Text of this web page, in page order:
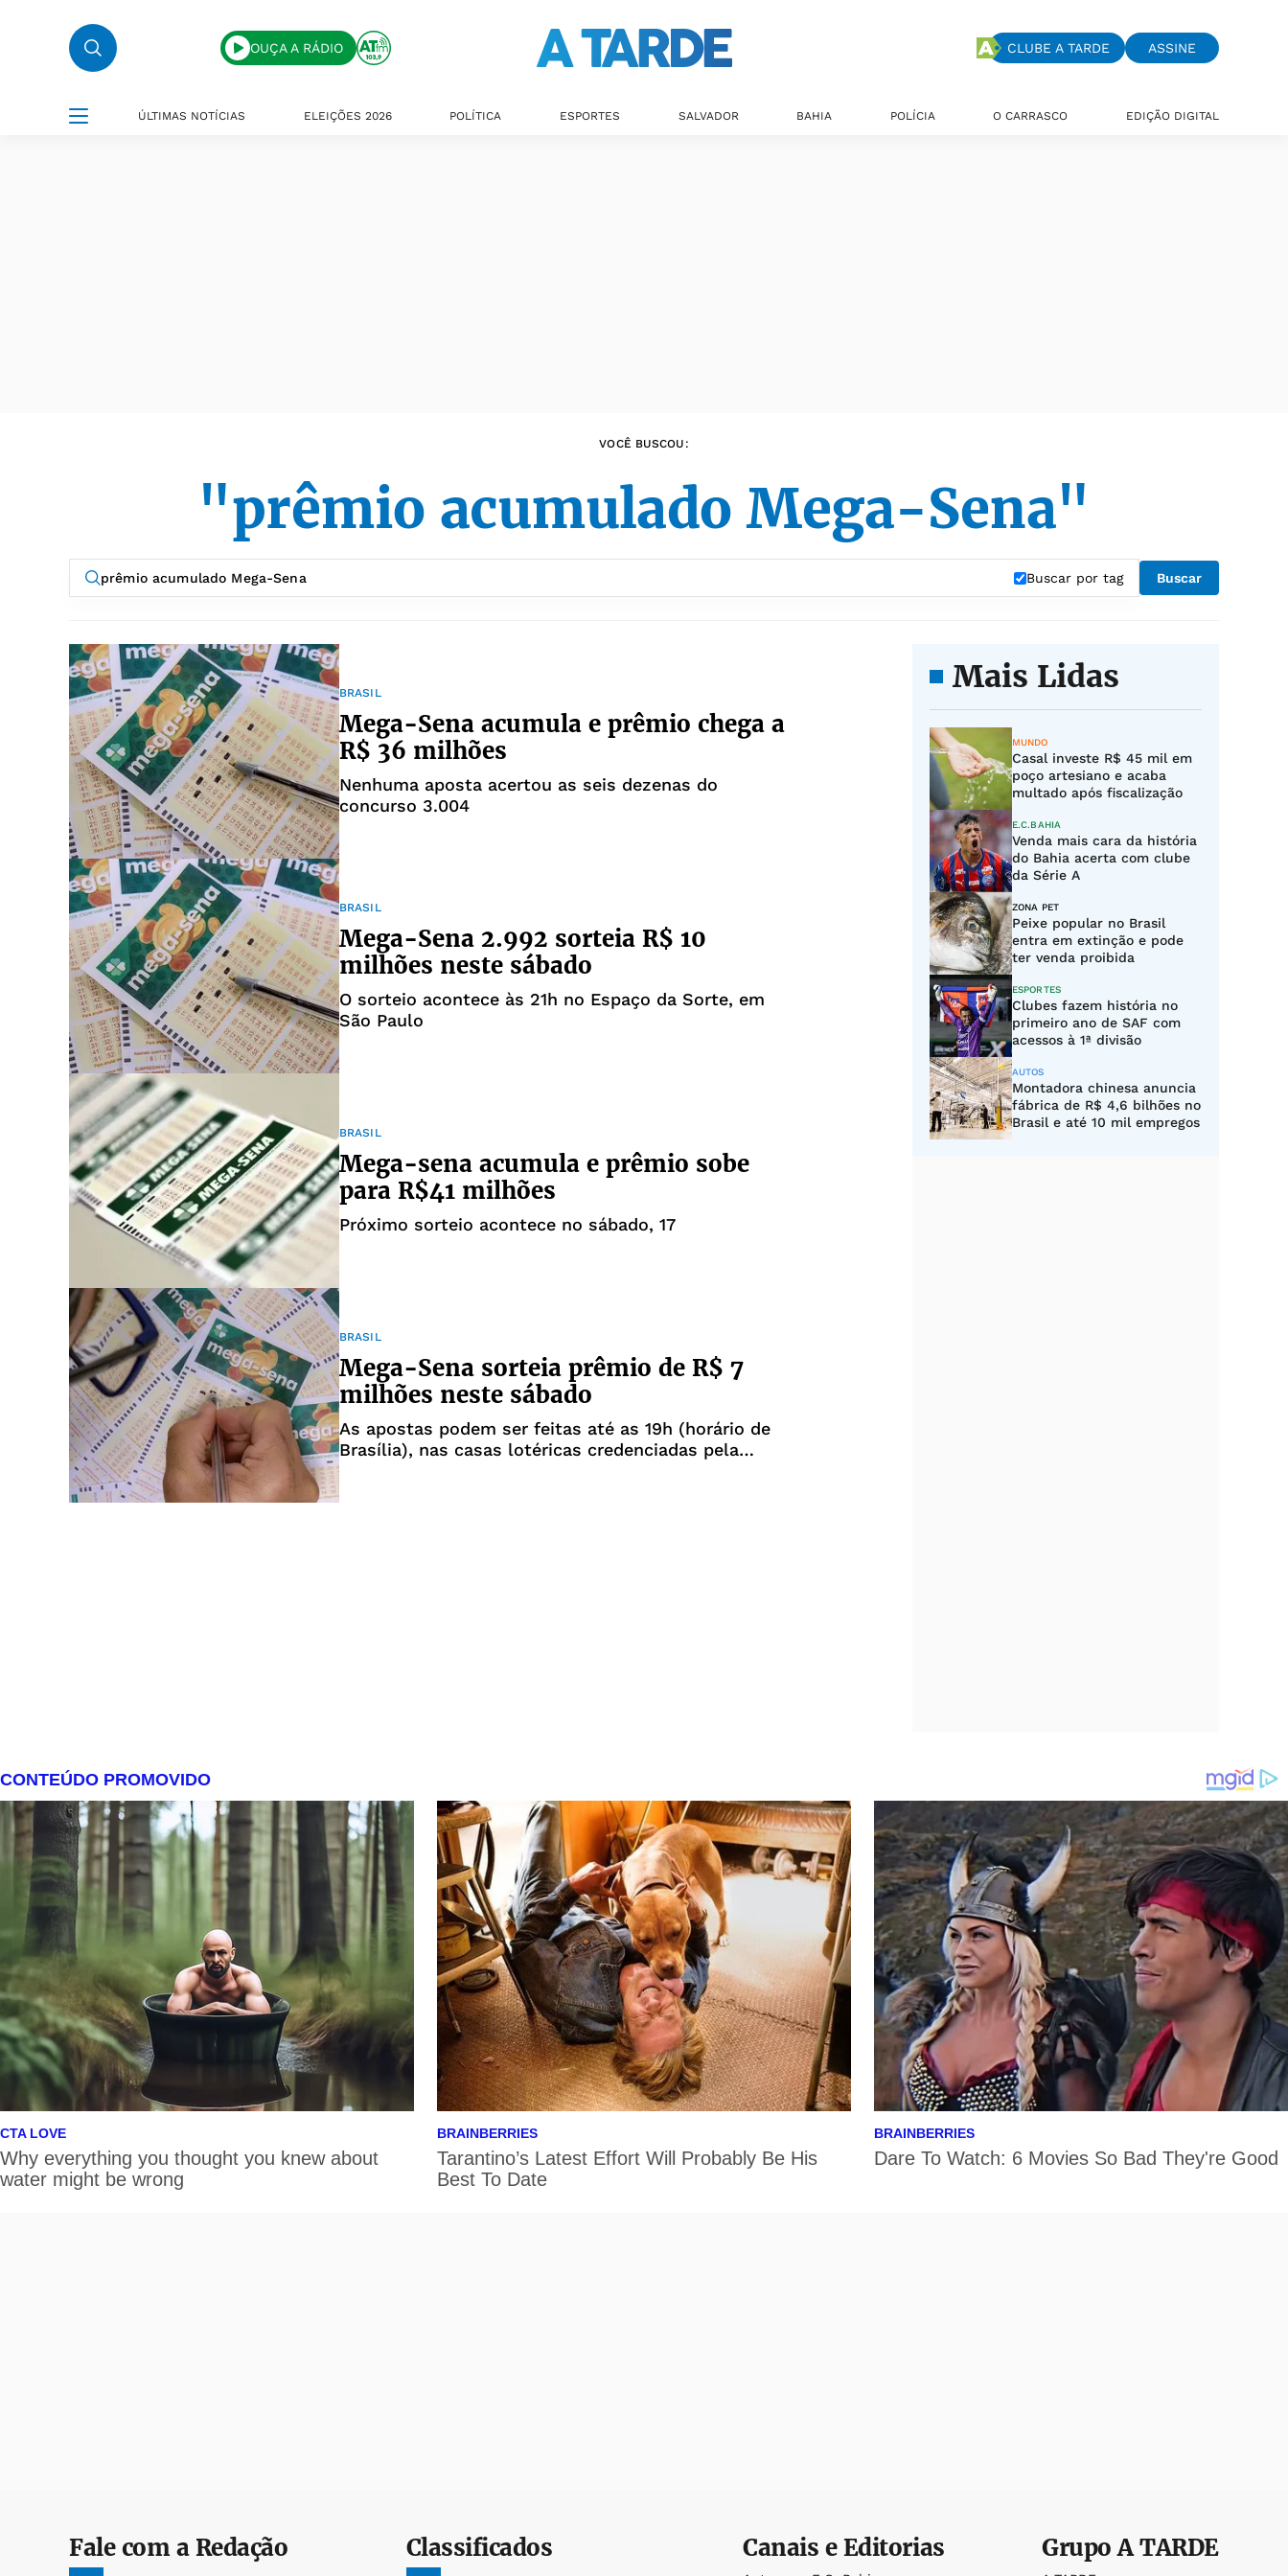
OUÇA A RÁDIO CLUBE A TARDE ASSINE
ÚLTIMAS NOTÍCIAS ELEIÇÕES 2026 POLÍTICA ESPORTES SALVADOR BAHIA POLÍCIA O CARRASCO EDIÇÃO DIGITAL
VOCÊ BUSCOU:
"prêmio acumulado Mega-Sena"
Buscar por tag Buscar
BRASIL
Mega-Sena acumula e prêmio chega a
R$ 36 milhões
Nenhuma aposta acertou as seis dezenas do
concurso 3.004
BRASIL
Mega-Sena 2.992 sorteia R$ 10
milhões neste sábado
O sorteio acontece às 21h no Espaço da Sorte, em
São Paulo
BRASIL
Mega-sena acumula e prêmio sobe
para R$41 milhões
Próximo sorteio acontece no sábado, 17
BRASIL
Mega-Sena sorteia prêmio de R$ 7
milhões neste sábado
As apostas podem ser feitas até as 19h (horário de
Brasília), nas casas lotéricas credenciadas pela
Mais Lidas
MUNDO
Casal investe R$ 45 mil em
poço artesiano e acaba
multado após fiscalização
E.C.BAHIA
Venda mais cara da história
do Bahia acerta com clube
da Série A
ZONA PET
Peixe popular no Brasil
entra em extinção e pode
ter venda proibida
ESPORTES
Clubes fazem história no
primeiro ano de SAF com
acessos à 1ª divisão
AUTOS
Montadora chinesa anuncia
fábrica de R$ 4,6 bilhões no
Brasil e até 10 mil empregos
Fale com a Redação Classificados Canais e Editorias GrupoA TARDE